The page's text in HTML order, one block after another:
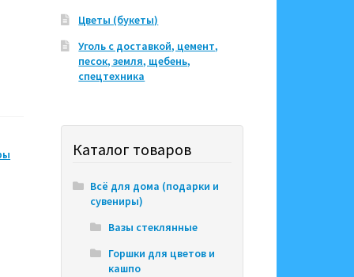
Цветы (букеты)
Уголь с доставкой, цемент,
песок, земля, щебень,
спецтехника
Каталог товаров
Всё для дома (подарки и
сувениры)
Вазы стеклянные
Горшки для цветов и
кашпо